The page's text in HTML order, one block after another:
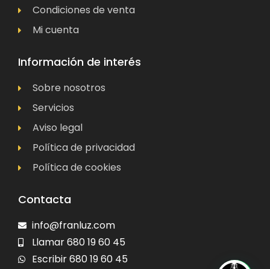
Condiciones de venta
Mi cuenta
Información de interés
Sobre nosotros
Servicios
Aviso legal
Política de privacidad
Política de cookies
Contacta
info@franluz.com
Llamar 680 19 60 45
Escribir 680 19 60 45